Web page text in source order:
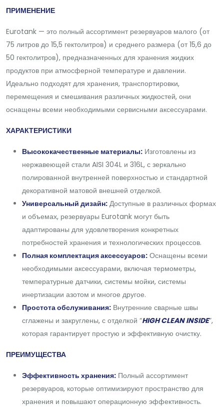
ПРИМЕНЕНИЕ
Eurotank — это полный ассортимент резервуаров малого (от
75 литров до 15,5 гектолитров) и среднего размера (от 15,6 до
50 гектолитров), предназначенных для хранения жидких
продуктов при атмосферной температуре и давлении.
Идеально подходят для хранения, транспортировки,
перемещения и смешивания различных жидкостей, они
оснащены всеми необходимыми сервисными аксессуарами.
ХАРАКТЕРИСТИКИ
Высококачественные материалы: Изготовлены из
нержавеющей стали AISI 304L и 316L, с зеркально
полированной внутренней поверхностью и стандартной
декоративной матовой внешней отделкой.
Универсальный дизайн: Доступные в различных формах
и объемах, резервуары Eurotank могут быть
адаптированы для удовлетворения конкретных
потребностей хранения и технологических процессов.
Полная комплектация аксессуаров: Оснащены всеми
необходимыми аксессуарами, включая термометры,
температурные датчики, системы мойки, системы
инертизации азотом и многое другое.
Простота обслуживания: Внутренние сварные швы
сглажены и закруглены, с отделкой “HIGH CLEAN INSIDE”,
которая гарантирует простую и эффективную очистку.
ПРЕИМУЩЕСТВА
Эффективность хранения: Полный ассортимент
резервуаров, которые оптимизируют пространство для
хранения и повышают операционную эффективность.